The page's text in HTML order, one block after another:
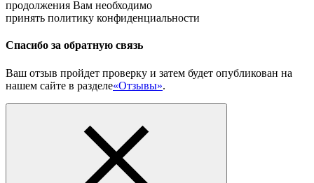
продолжения Вам необходимо
принять политику конфиденциальности
Спасибо за обратную связь
Ваш отзыв пройдет проверку и затем будет опубликован на
нашем сайте в разделе«Отзывы».